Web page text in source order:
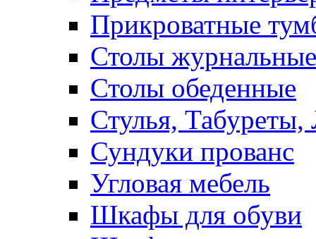
Прикроватные
Столы журнальные
Столы обеденные
Стулья, Табуреты,
Сундуки прованс
Угловая мебель
Шкафы для обуви